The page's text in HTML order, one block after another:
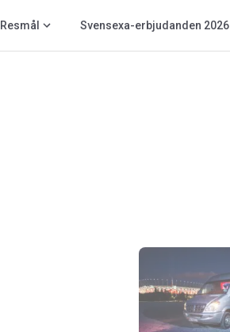
Resmål Svensexa-erbjudanden 2026